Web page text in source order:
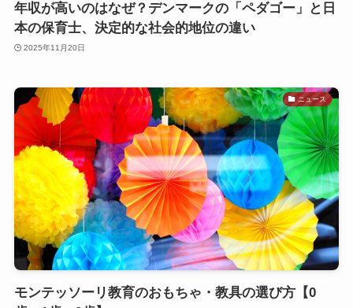
年収が高いのはなぜ？デンマークの「ペダゴー」と日
本の保育士、決定的な社会的地位の違い
2025年11月20日
ニュース
モンテッソーリ教育のおもちゃ・教具の選び方【0